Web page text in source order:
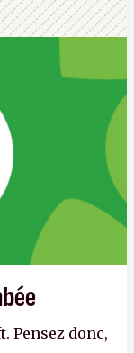
Pensez donc,